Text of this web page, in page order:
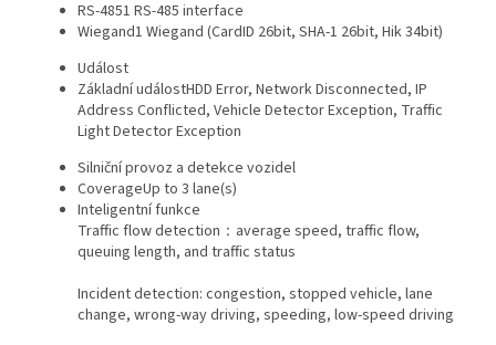
RS-4851 RS-485 interface
Wiegand1 Wiegand (CardID 26bit, SHA-1 26bit, Hik 34bit)
Událost
Základní událostHDD Error, Network Disconnected, IP
Address Conflicted, Vehicle Detector Exception, Traffic
Light Detector Exception
Silniční provoz a detekce vozidel
CoverageUp to 3 lane(s)
Inteligentní funkce
Traffic flow detection：average speed, traffic flow,
queuing length, and traffic status
Incident detection: congestion, stopped vehicle, lane
change, wrong-way driving, speeding, low-speed driving